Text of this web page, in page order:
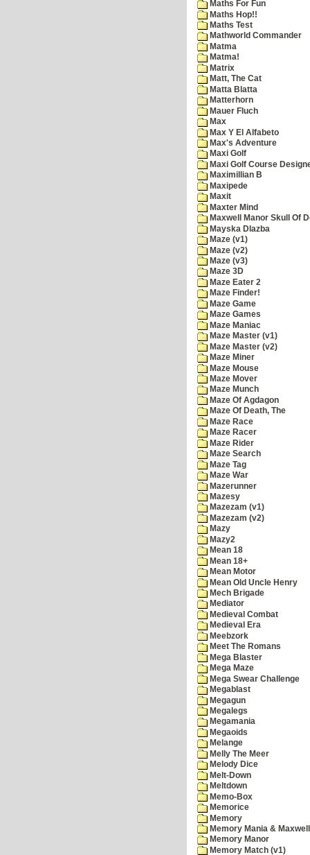
Maths For Fun
Maths Hop!!
Maths Test
Mathworld Commander
Matma
Matma!
Matrix
Matt, The Cat
Matta Blatta
Matterhorn
Mauer Fluch
Max
Max Y El Alfabeto
Max's Adventure
Maxi Golf
Maxi Golf Course
Maximillian B
Maxipede
Maxit
Maxter Mind
Maxwell Manor Skull Of
Mayska Dlazba
Maze (v1)
Maze (v2)
Maze (v3)
Maze 3D
Maze Eater 2
Maze Finder!
Maze Game
Maze Games
Maze Maniac
Maze Master (v1)
Maze Master (v2)
Maze Miner
Maze Mouse
Maze Mover
Maze Munch
Maze Of Agdagon
Maze Of Death, The
Maze Race
Maze Racer
Maze Rider
Maze Search
Maze Tag
Maze War
Mazerunner
Mazesy
Mazezam (v1)
Mazezam (v2)
Mazy
Mazy2
Mean 18
Mean 18+
Mean Motor
Mean Old Uncle Henry
Mech Brigade
Mediator
Medieval Combat
Medieval Era
Meebzork
Meet The Romans
Mega Blaster
Mega Maze
Mega Swear Challenge
Megablast
Megagun
Megalegs
Megamania
Megaoids
Melange
Melly The Meer
Melody Dice
Melt-Down
Meltdown
Memo-Box
Memorice
Memory
Memory Mania &
Memory Manor
Memory Match (v1)